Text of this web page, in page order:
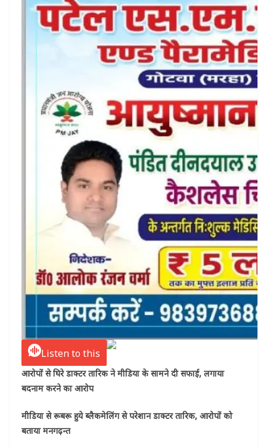
Listen to this
आरोपों से घिरे डाक्टर तारिक ने मीडिया के सामने दी सफाई, लगाया
बदनाम करने का आरोप
मीडिया से रूबरू हुये ब्लैकमेलिंग से परेशान डाक्टर तारिक, आरोपों को
बताया मनगढ़न्त